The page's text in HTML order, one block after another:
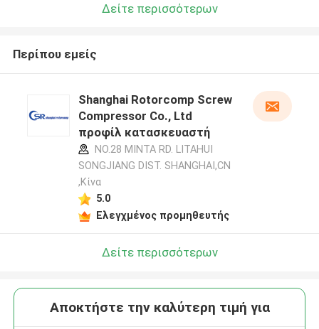
Δείτε περισσότερων
Περίπου εμείς
Shanghai Rotorcomp Screw
Compressor Co., Ltd
προφίλ κατασκευαστή
NO.28 MINTA RD. LITAHUI
SONGJIANG DIST. SHANGHAI,CN
,Κίνα
5.0
Ελεγχμένος προμηθευτής
Δείτε περισσότερων
Αποκτήστε την καλύτερη τιμή για